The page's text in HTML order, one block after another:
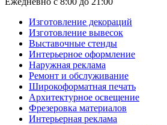
Изготовление декораций
Изготовление вывесок
Выставочные стенды
Интерьерное оформление
Наружная реклама
Ремонт и обслуживание
Широкоформатная печать
Архитектурное освещение
Фрезеровка материалов
Интерьерная реклама